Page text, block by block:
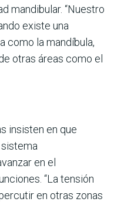
mandibular. “Nuestro
existe una
como la mandíbula,
otras áreas como el
insisten en que
en el
“La tensión
en otras zonas